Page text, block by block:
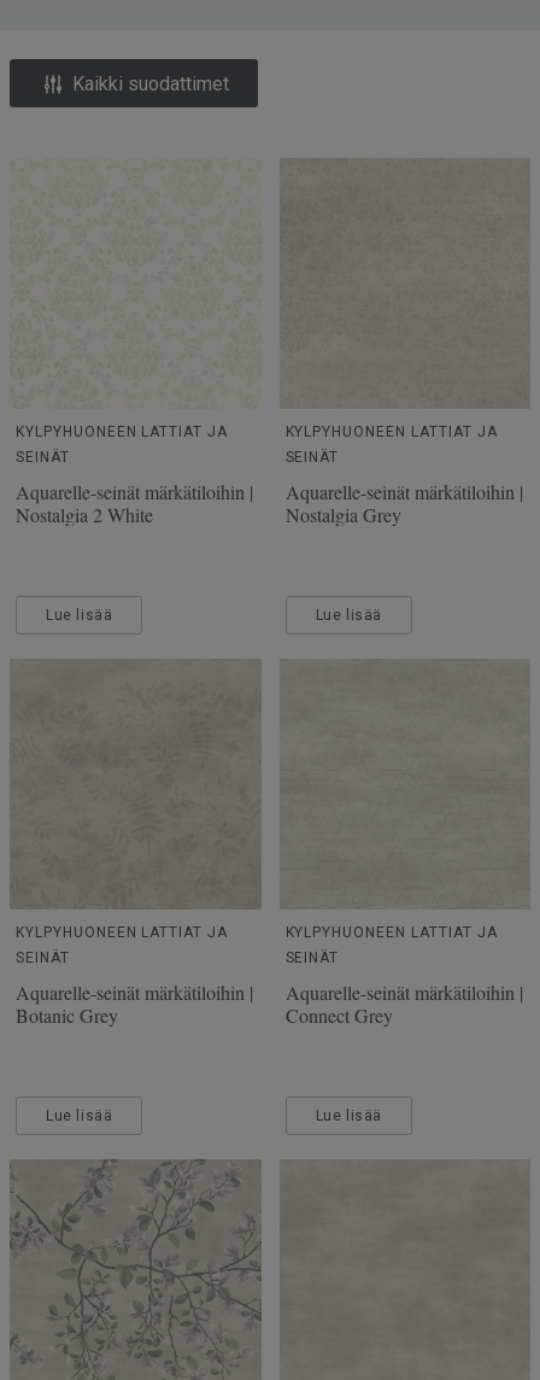
Kaikki suodattimet
KYLPYHUONEEN LATTIAT JA
SEINÄT
Aquarelle-seinät märkätiloihin |
Nostalgia 2 White
Lue lisää
KYLPYHUONEEN LATTIAT JA
SEINÄT
Aquarelle-seinät märkätiloihin |
Nostalgia Grey
Lue lisää
KYLPYHUONEEN LATTIAT JA
SEINÄT
Aquarelle-seinät märkätiloihin |
Botanic Grey
Lue lisää
KYLPYHUONEEN LATTIAT JA
SEINÄT
Aquarelle-seinät märkätiloihin |
Connect Grey
Lue lisää